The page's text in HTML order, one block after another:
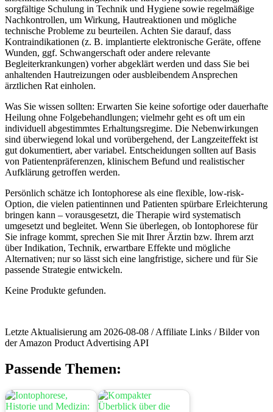
sorgfältige Schulung‍ in Technik und Hygiene ‍sowie‍ regelmäßige
Nachkontrollen, um Wirkung, Hautreaktionen⁣ und mögliche ​
technische​ Probleme zu beurteilen. Achten Sie darauf, dass ​
Kontraindikationen ‌(z. B. implantierte elektronische Geräte, offene
Wunden, ggf. Schwangerschaft oder andere relevante
Begleiterkrankungen) ⁤vorher ​abgeklärt ‍werden und dass Sie bei
anhaltenden Hautreizungen oder ausbleibendem Ansprechen
ärztlichen Rat einholen.
Was Sie wissen sollten: ⁤Erwarten Sie keine⁣ sofortige oder dauerhafte‌
Heilung​ ohne Folgebehandlungen;‍ vielmehr geht es oft um‍ ein
individuell abgestimmtes⁣ Erhaltungsregime. Die Nebenwirkungen
‍sind überwiegend lokal und vorübergehend,​ der ⁢Langzeiteffekt ist
gut‌ dokumentiert, aber variabel. Entscheidungen sollten‍ auf⁣ Basis
von Patientenpräferenzen, klinischem Befund ‌und ‍realistischer‍
Aufklärung getroffen werden.
Persönlich schätze ich Iontophorese als ‌eine ‍flexible, low-risk-
Option, ⁣die vielen patientinnen und Patienten spürbare Erleichterung
bringen kann – vorausgesetzt, ‍die ⁣Therapie‌ wird systematisch
umgesetzt und begleitet. ​Wenn Sie‍ überlegen, ob Iontophorese für
‌Sie infrage kommt, ‌sprechen Sie mit ⁣Ihrer Ärztin bzw. Ihrem arzt
über Indikation, Technik, erwartbare Effekte und​ mögliche
Alternativen; nur‍ so⁢ lässt sich eine langfristige, sichere und für Sie
⁣passende Strategie​ entwickeln.
Keine Produkte gefunden.
Letzte Aktualisierung am 2026-08-08 / Affiliate Links / Bilder von
der Amazon Product Advertising API
Passende Themen: